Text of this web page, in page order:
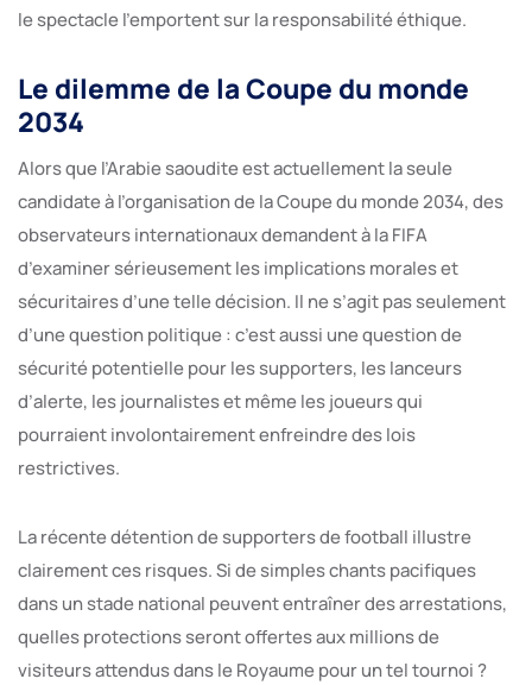
le spectacle l’emportent sur la responsabilité éthique.
Le dilemme de la Coupe du monde
2034
Alors que l’Arabie saoudite est actuellement la seule
candidate à l’organisation de la Coupe du monde 2034, des
observateurs internationaux demandent à la FIFA
d’examiner sérieusement les implications morales et
sécuritaires d’une telle décision. Il ne s’agit pas seulement
d’une question politique : c’est aussi une question de
sécurité potentielle pour les supporters, les lanceurs
d’alerte, les journalistes et même les joueurs qui
pourraient involontairement enfreindre des lois
restrictives.
La récente détention de supporters de football illustre
clairement ces risques. Si de simples chants pacifiques
dans un stade national peuvent entraîner des arrestations,
quelles protections seront offertes aux millions de
visiteurs attendus dans le Royaume pour un tel tournoi ?